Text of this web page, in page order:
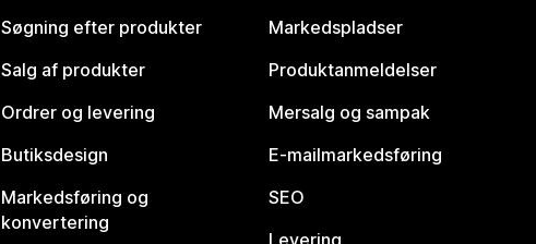
Søgning efter produkter
Salg af produkter
Ordrer og levering
Butiksdesign
Markedsføring og
konvertering
Markedspladser
Produktanmeldelser
Mersalg og sampak
E-mailmarkedsføring
SEO